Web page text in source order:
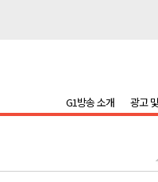
G1방송 소개 광고